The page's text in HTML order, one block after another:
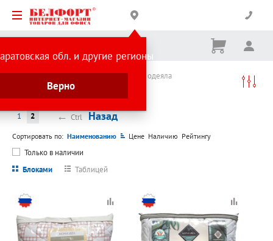
обл. и другие регионы
Верно
Корзина
Ничего
Каталог товаров Текстиль Подушки и одеяла
Подушки и одеяла
←Ctrl Назад
1 2
Сортировать по: Наименованию Цене Наличию Рейтингу
Только в наличии
Блоками
Таблицей